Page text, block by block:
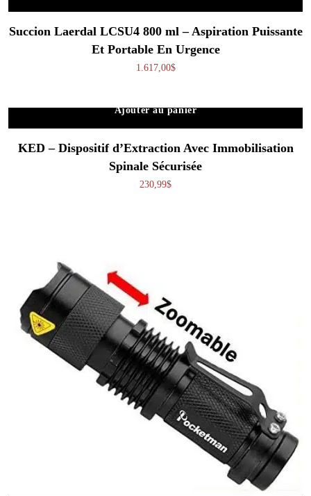
Succion Laerdal LCSU4 800 ml – Aspiration Puissante
Et Portable En Urgence
1.617,00$
Ajouter au panier
KED – Dispositif d’Extraction Avec Immobilisation
Spinale Sécurisée
230,99$